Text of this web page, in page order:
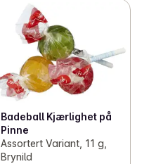
Badeball Kjærlighet på
Pinne
Assortert Variant, 11 g,
Brynild